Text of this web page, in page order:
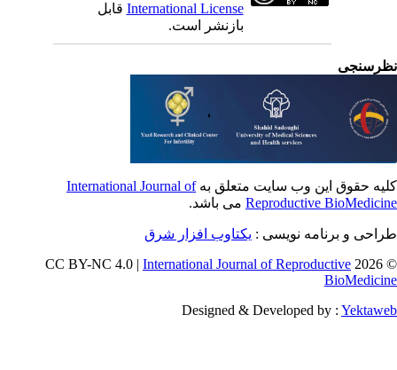
International Licenseقابل
بازنشر است.
حقوق این وب سایت متعلق بهInternational Journal of
Reproductiveمی باشد.
و برنامه نویسی : یکتاوب افزار شرق
©
International Journal of Reproductive
Designed & Developed by :